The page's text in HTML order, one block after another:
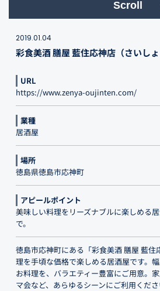
Scroll
2019.01.04
彩食美酒 膳屋 藍住応神店（さいし
URL
https://www.zenya-oujinten.com/
業種
居酒屋
場所
徳島県徳島市応神町
アピールポイント
美味しい料理をリーズナブルに楽しめる
で。
徳島市応神町にある「彩食美酒 膳屋 藍住
理を手頃な価格で楽しめる居酒屋です。
お料理を、バラエティー豊富にご用意。
マ会など、あらゆるシーンにご利用くださ